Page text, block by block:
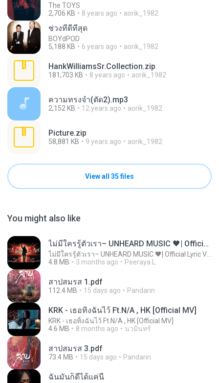
The TOYS
2,706 KB
8 years ago aorik_1982
ช่วงที่ดีที่สุด
BOYdPOD
5,188 KB
6 years ago aorik_1982
HankWilliamsSr.Collection.zip
181,703 KB 8 years ago aorik_1982
ความทรงจำ(ตัด2).mp3
2,152 KB 12 years ago aorik_1982
Picture.zip
58,881 KB 9 years ago aorik_1982
View all 35 files
You might also like
ไม่มีใครรู้ตัวเรา– UNHEARD MUSIC 🖤| Official Lyric Video | เพลงสู้ชีวิต
4.8 MB
3 months ago Peeraya L.
สาปสมรส 1.pdf
112.4 MB 15 days ago Pandarin
KRK - เธอทิ้งฉันไว้ Ft.N/A , HK [Official MV]
KRK - เธอทิ้งฉันไว้ Ft.N/A , HK [Official MV]
4.6 MB
8 months ago นวมินทร์
สาปสมรส 3.pdf
73.4 MB 15 days ago Pandarin
ฉันมันก็ดีได้แค่นี้